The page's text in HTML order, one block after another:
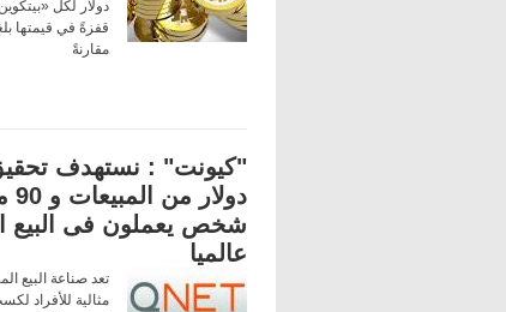
دولار لكل
مقارنةً
"كيونت" : نستهدف
شخص يعملون فى البيع
عالميا
تعد صناعة البيع
مثالية للأفراد